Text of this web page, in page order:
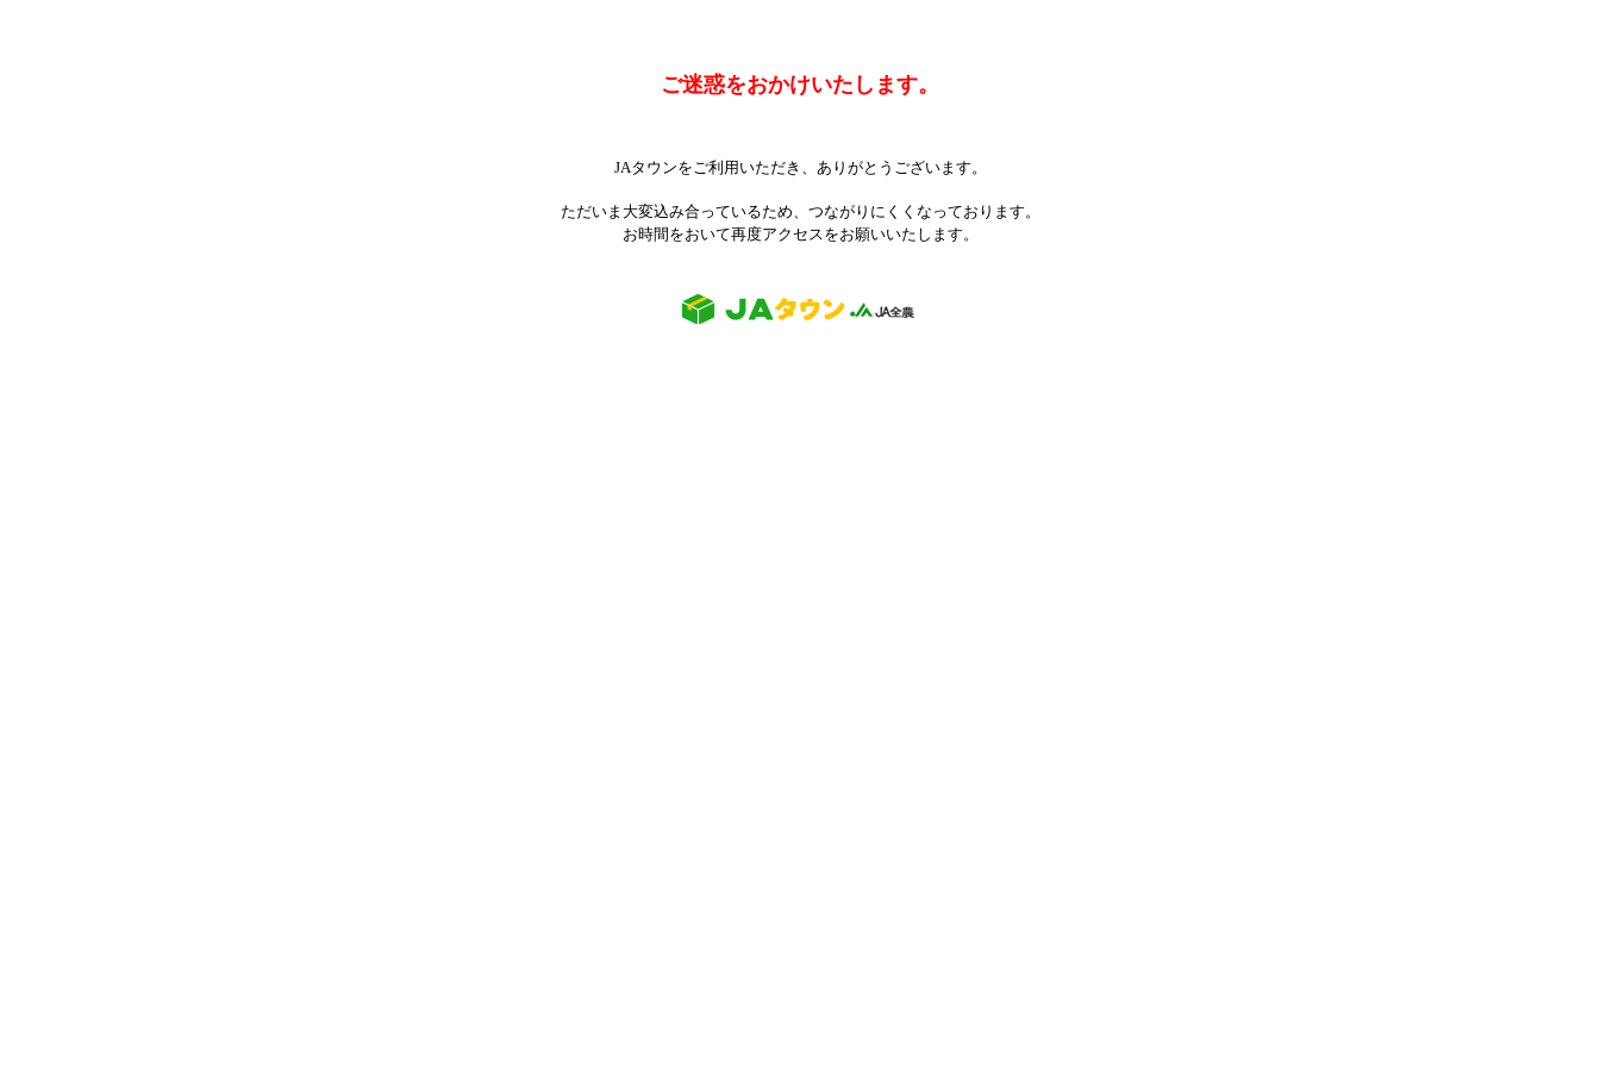
ご迷惑をおかけいたします。
JAタウンをご利用いただき、ありがとうございます。
ただいま大変込み合っているため、つながりにくくなっております。
お時間をおいて再度アクセスをお願いいたします。